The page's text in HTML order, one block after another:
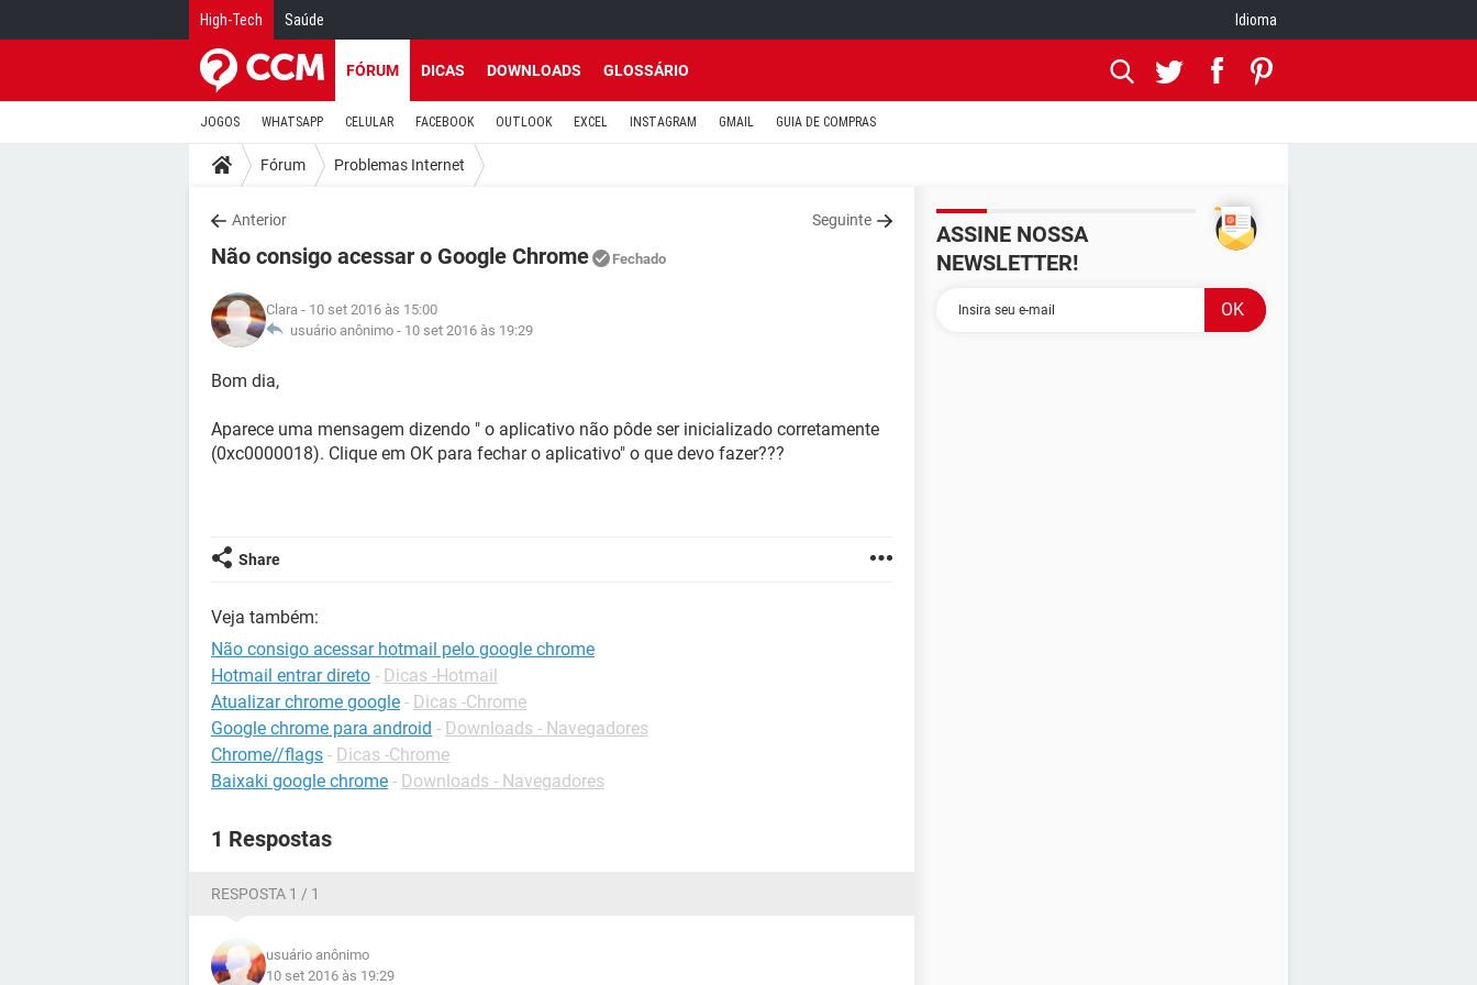
High-Tech Saúde Idioma
FÓRUM DICAS DOWNLOADS GLOSSÁRIO
JOGOS WHATSAPP CELULAR FACEBOOK OUTLOOK EXCEL INSTAGRAM GMAIL GUIA DE COMPRAS
Fórum Problemas Internet
Anterior Seguinte
Não consigo acessar o Google Chrome Fechado
Clara - 10 set 2016 às 15:00
usuário anônimo - 10 set 2016 às 19:29
Bom dia,
Aparece uma mensagem dizendo " o aplicativo não pôde ser inicializado corretamente
(0xc0000018). Clique em OK para fechar o aplicativo" o que devo fazer???
Share
Veja também:
Não consigo acessar hotmail pelo google chrome
Hotmail entrar direto - Dicas -Hotmail
Atualizar chrome google - Dicas -Chrome
Google chrome para android - Downloads - Navegadores
Chrome//flags - Dicas -Chrome
Baixaki google chrome - Downloads - Navegadores
1 Respostas
RESPOSTA 1 / 1
usuário anônimo
10 set 2016 às 19:29
ASSINE NOSSA
NEWSLETTER!